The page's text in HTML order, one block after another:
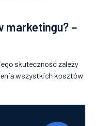
marketingu? –
skuteczność zależy
wszystkich kosztów